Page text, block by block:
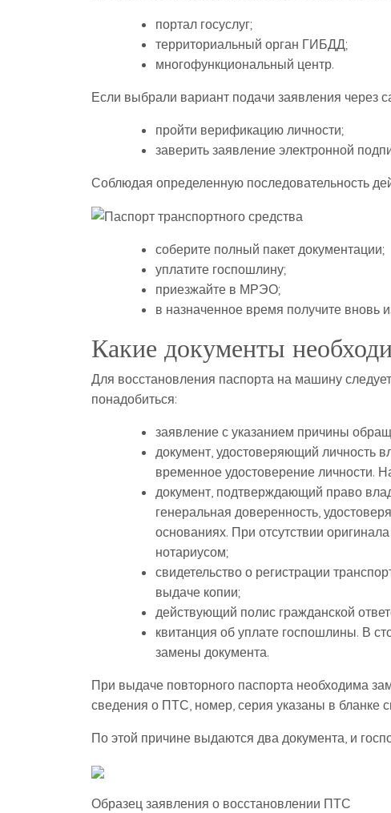
портал госуслуг;
территориальный орган ГИБДД;
многофункциональный центр.
Если выбрали вариант подачи заявления через
пройти верификацию личности;
заверить заявление электронной
Соблюдая определенную последовательность
соберите полный пакет документации;
уплатите госпошлину;
приезжайте в МРЭО;
в назначенное время получите вновь
Какие документы
Для восстановления паспорта на машину
понадобиться:
заявление с указанием причины
документ, удостоверяющий личность
временное удостоверение личности.
документ, подтверждающий право
генеральная доверенность,
основаниях. При отсутствии
нотариусом;
свидетельство о регистрации
выдаче копии;
действующий полис гражданской
квитанция об уплате госпошлины. В
замены документа.
При выдаче повторного паспорта необходима
сведения о ПТС, номер, серия указаны в бланке
По этой причине выдаются два документа, и
Образец заявления о восстановлении ПТС